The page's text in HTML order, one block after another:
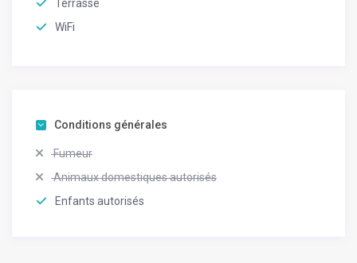
Terrasse
WiFi
Conditions générales
Fumeur
Animaux domestiques autorisés
Enfants autorisés